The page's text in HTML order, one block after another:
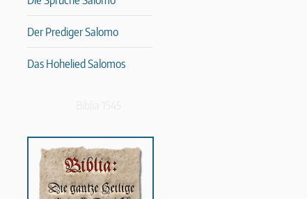
Der Prediger Salomo
Das Hohelied Salomos